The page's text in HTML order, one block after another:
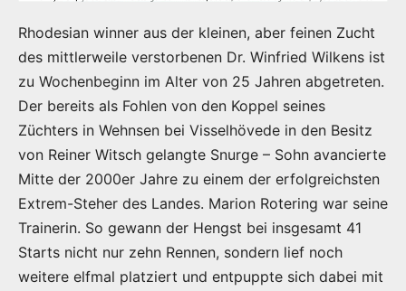
Rhodesian winner aus der kleinen, aber feinen Zucht
des mittlerweile verstorbenen Dr. Winfried Wilkens ist
zu Wochenbeginn im Alter von 25 Jahren abgetreten.
Der bereits als Fohlen von den Koppel seines
Züchters in Wehnsen bei Visselhövede in den Besitz
von Reiner Witsch gelangte Snurge – Sohn avancierte
Mitte der 2000er Jahre zu einem der erfolgreichsten
Extrem-Steher des Landes. Marion Rotering war seine
Trainerin. So gewann der Hengst bei insgesamt 41
Starts nicht nur zehn Rennen, sondern lief noch
weitere elfmal platziert und entpuppte sich dabei mit